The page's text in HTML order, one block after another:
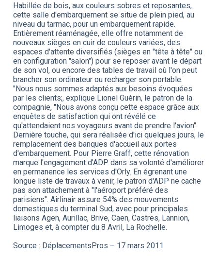
Habillée de bois, aux couleurs sobres et reposantes,
cette salle d'embarquement se situe de plein pied, au
niveau du tarmac, pour un embarquement rapide.
Entièrement réaménagée, elle offre notamment de
nouveaux sièges en cuir de couleurs variées, des
espaces d'attente diversifiés (sièges en "tête à tête" ou
en configuration "salon") pour se reposer avant le départ
de son vol, ou encore des tables de travail où l'on peut
brancher son ordinateur ou recharger son portable.
"Nous nous sommes adaptés aux besoins évoquées
par les clients;, explique Lionel Guérin, le patron de la
compagnie, "Nous avons conçu cette espace grâce aux
enquêtes de satisfaction qui ont révélé ce
qu'attendaient nos voyageurs avant de prendre l'avion".
Dernière touche, qui sera réalisée d'ici quelques jours, le
remplacement des banques d'accueil aux portes
d'embarquement. Pour Pierre Graff, cette rénovation
marque l'engagement d'ADP dans sa volonté d'améliorer
en permanence les services d'Orly. En égrenant une
longue liste de travaux à venir, le patron d'ADP ne cache
pas son attachement à "l'aéroport préféré des
parisiens". Airlinairassure 54% des mouvements
domestiques du terminal Sud, avec pour principales
liaisons Agen, Aurillac, Brive, Caen, Castres, Lannion,
Limoges et, à compter du 8 Avril, La Rochelle.
Source : DéplacementsPros – 17 mars 2011